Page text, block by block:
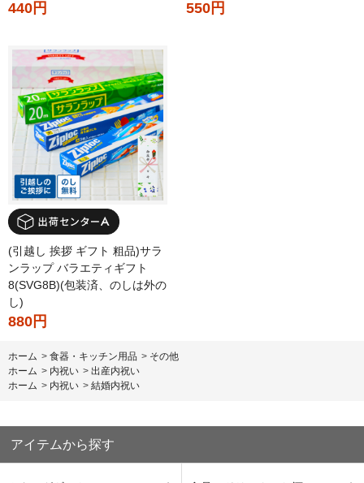
440円 550円
(引越し 挨拶 ギフト 粗品)サラ
ンラップ バラエティギフト
8(SVG8B)(包装済、のしは外の
し)
880円
ホーム > 食器・キッチン用品 > その他
ホーム > 内祝い > 出産内祝い
ホーム > 内祝い > 結婚内祝い
アイテムから探す